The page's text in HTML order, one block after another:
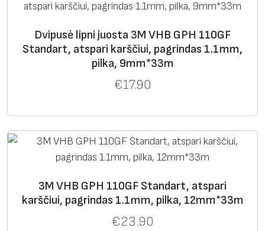
Dvipusė lipni juosta 3M VHB GPH 110GF
Standart, atspari karščiui, pagrindas 1.1mm,
pilka, 9mm*33m
€17.90
3M VHB GPH 110GF Standart, atspari
karščiui, pagrindas 1.1mm, pilka, 12mm*33m
€23.90